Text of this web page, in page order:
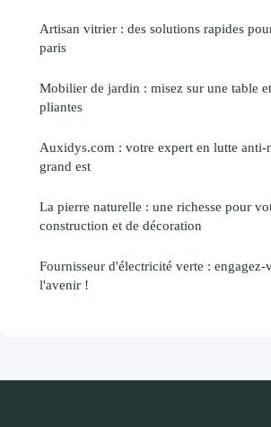
Artisan vitrier : des solutions rapides
paris
Mobilier de jardin : misez sur une table
pliantes
Auxidys.com : votre expert en lutte anti-
grand est
La pierre naturelle : une richesse pour
construction et de décoration
Fournisseur d'électricité verte : engagez-
l'avenir !